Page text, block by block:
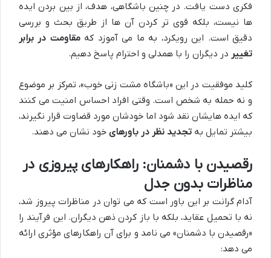
فکری دست یافت. در چنین باشگاهی، هدف، از بین بردن ایده
ها نیست، بلکه قوی تر کردن آن ها از طریق بحث و بررسی
دقیق است. این رویکرد، به ما می آموزد کهمقاومت در برابر
تغییر در دیگران را با همدلی و احترام پاسخ دهیم.
کلید موفقیت در این «باشگاه مشت زنی خوب»، تمرکز بر موضوع
و نه حمله به شخص است. وقتی افراد احساس امنیت می کنند
که ایده هایشان نقد شود اما خودشان مورد قضاوت قرار نگیرند،
بیشتر تمایل به تجدید نظر در باورهای خود نشان می دهند.
رقصیدن با دشمنان: راهکارهای پیروزی در
مناظرات بدون جدل
آدام گرانت بر این باور است که می توان در مناظرات پیروز شد،
نه با تحمیل عقاید، بلکه با باز کردن ذهن دیگران. این فرآیند را
«رقصیدن با دشمنان» می نامد و برای آن راهکارهای مؤثری ارائه
می دهد: